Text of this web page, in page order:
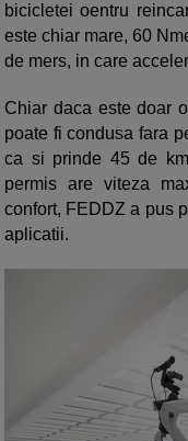
bicicletei oentru
este chiar mare, 60
de mers, in care
Chiar daca este doar
poate fi condusa fara
ca si prinde 45 de
permis are viteza
confort, FEDDZ a pus
aplicatii.